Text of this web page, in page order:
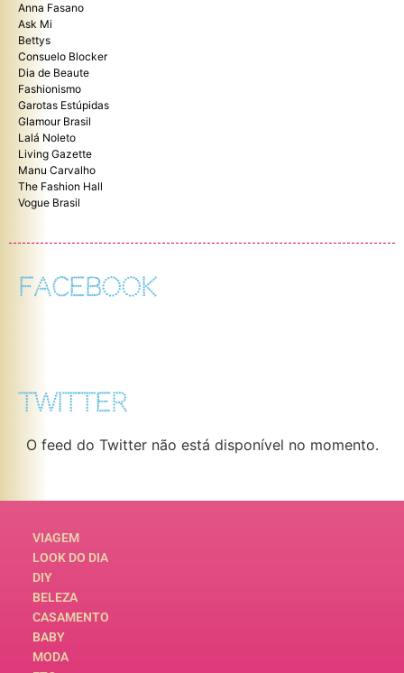
Anna Fasano
Ask Mi
Bettys
Consuelo Blocker
Dia de Beaute
Fashionismo
Garotas Estúpidas
Glamour Brasil
Lalá Noleto
Living Gazette
Manu Carvalho
The Fashion Hall
Vogue Brasil
FACEBOOK
TWITTER
O feed do Twitter não está disponível no momento.
VIAGEM
LOOK DO DIA
DIY
BELEZA
CASAMENTO
BABY
MODA